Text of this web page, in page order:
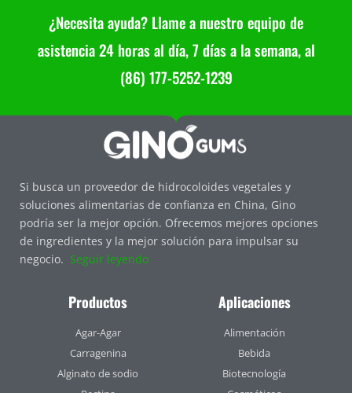
¿Necesita ayuda? Llame a nuestro equipo de
asistencia 24 horas al día, 7 días a la semana, al
(86) 177-5252-1239
Si busca un proveedor de hidrocoloides vegetales y
soluciones alimentarias de confianza en China, Gino
podría ser la mejor opción. Ofrecemos mejores opciones
de ingredientes y la mejor solución para impulsar su
negocio. Seguir leyendo
Productos
Agar-Agar
Carragenina
Alginato de sodio
Aplicaciones
Alimentación
Bebida
Biotecnología